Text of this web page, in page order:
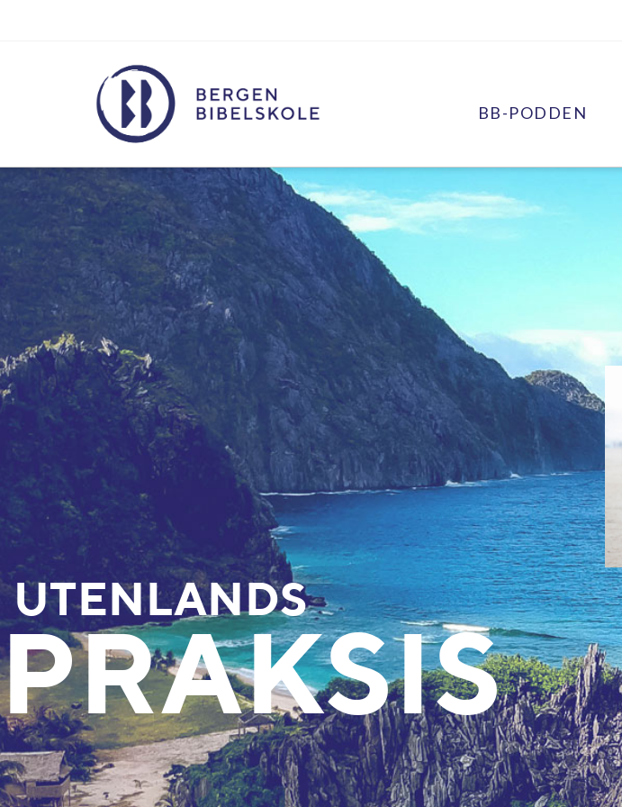
BB-PODDEN
UTENLANDS
PRAKSIS